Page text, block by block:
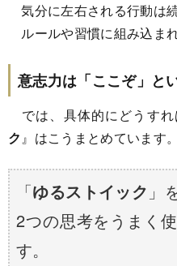
気分に左右される行動は続
ルールや習慣に組み込ま
意志力は「ここぞ」と
では、具体的にどうす
ク』はこうまとめています。
「ゆるストイック 」
2つの思考をうまく
す。